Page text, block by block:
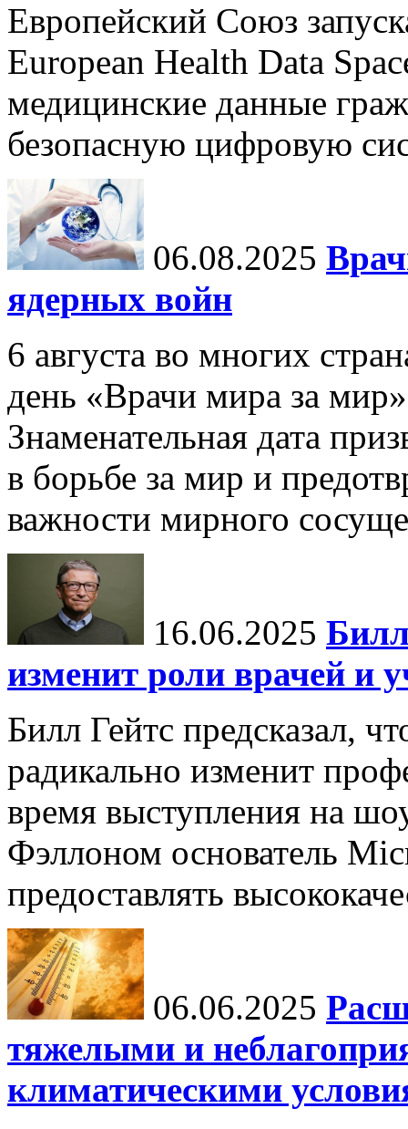
Европейский Союз
European Health Data
медицинские данные
безопасную цифровую
06.08.2025
ядерных войн
6 августа во многих
день «Врачи мира за
Знаменательная дата
в борьбе за мир и
важности мирного
16.06.2025
изменит роли врачей и
Билл Гейтс предсказал,
радикально изменит
время выступления на
Фэллоном основатель
предоставлять
06.06.2025
тяжелыми и
климатическими